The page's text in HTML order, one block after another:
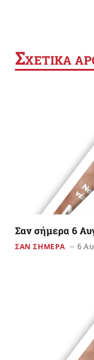
ΣΧΕΤΙΚΑ
Σαν σήμερα 6
ΣΑΝ ΣΗΜΕΡΑ 6